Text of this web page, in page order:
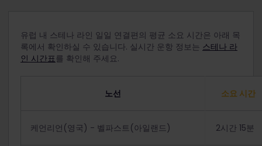
유럽 내 스테나 라인 일일 연결편의 평균 소요 시간은 아래 목
록에서 확인하실 수 있습니다. 실시간 운항 정보는 스테나 라
인 시간표를 확인해 주세요.
노선 소요 시간
케언리언(영국) - 벨파스트(아일랜드) 2시간 15분